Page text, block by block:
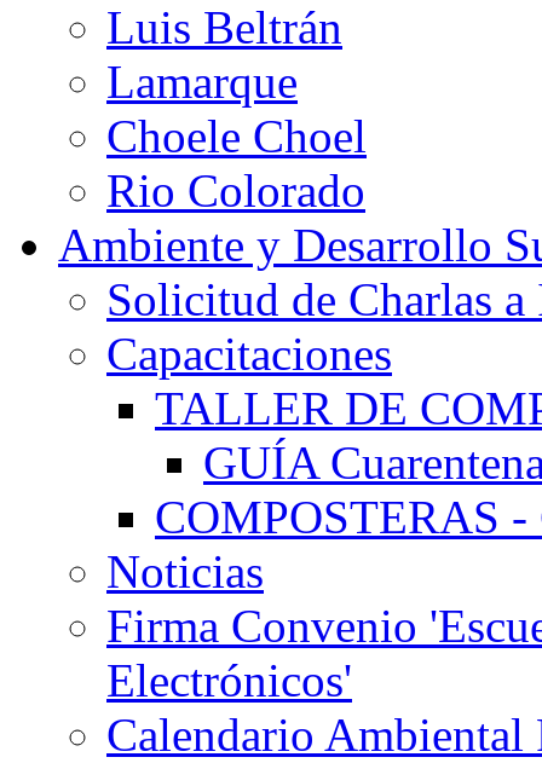
Luis Beltrán
Lamarque
Choele Choel
Rio Colorado
Ambiente y Desarrollo
Solicitud de Charlas
Capacitaciones
TALLER DE
GUÍA
COMPOSTERAS -
Noticias
Firma Convenio
Electrónicos'
Calendario Ambiental